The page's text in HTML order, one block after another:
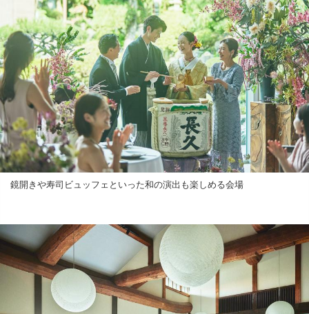
鏡開きや寿司ビュッフェといった和の演出も楽しめる会場